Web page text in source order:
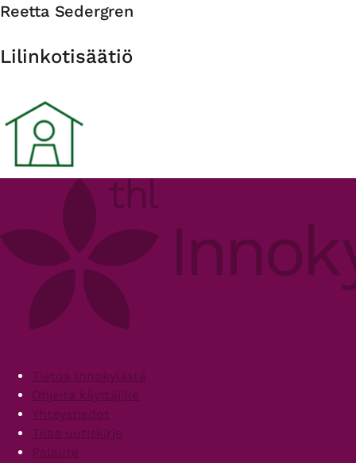
Reetta Sedergren
Organisaatio
Lilinkotisäätiö
FooterTietoa Innokylästä
Ohjeita käyttäjille
Yhteystiedot
Tilaa uutiskirje
Palaute